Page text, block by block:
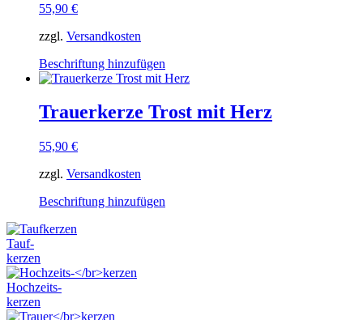
gewählt
55,90 €
zzgl. Versandkosten
Beschriftung hinzufügen
Produkt
mehrere
Varianten
der
Trauerkerze Trost mit Herz
55,90 €
zzgl. Versandkosten
Beschriftung hinzufügen
Tauf-
kerzen
Hochzeits-
kerzen